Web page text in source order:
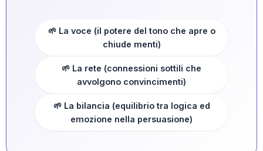
🌱 La voce (il potere del tono che apre o
chiude menti)
🌱 La rete (connessioni sottili che
avvolgono convincimenti)
🌱 La bilancia (equilibrio tra logica ed
emozione nella persuasione)